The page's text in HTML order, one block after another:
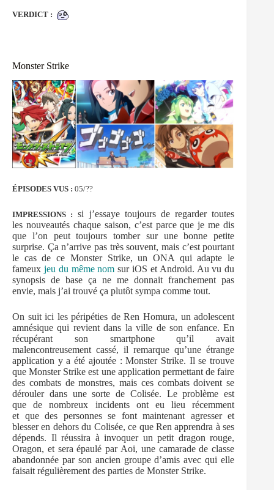
VERDICT :
Monster Strike
ÉPISODES VUS : 05/??
IMPRESSIONS : si j’essaye toujours de regarder toutes
les nouveautés chaque saison, c’est parce que je me dis
que l’on peut toujours tomber sur une bonne petite
surprise. Ça n’arrive pas très souvent, mais c’est pourtant
le cas de ce Monster Strike, un ONA qui adapte le
fameux jeu du même nom sur iOS et Android. Au vu du
synopsis de base ça ne me donnait franchement pas
envie, mais j’ai trouvé ça plutôt sympa comme tout.
On suit ici les péripéties de Ren Homura, un adolescent
amnésique qui revient dans la ville de son enfance. En
récupérant son smartphone qu’il avait
malencontreusement cassé, il remarque qu’une étrange
application y a été ajoutée : Monster Strike. Il se trouve
que Monster Strike est une application permettant de faire
des combats de monstres, mais ces combats doivent se
dérouler dans une sorte de Colisée. Le problème est
que de nombreux incidents ont eu lieu récemment
et que des personnes se font maintenant agresser et
blesser en dehors du Colisée, ce que Ren apprendra à ses
dépends. Il réussira à invoquer un petit dragon rouge,
Oragon, et sera épaulé par Aoi, une camarade de classe
abandonnée par son ancien groupe d’amis avec qui elle
faisait régulièrement des parties de Monster Strike.